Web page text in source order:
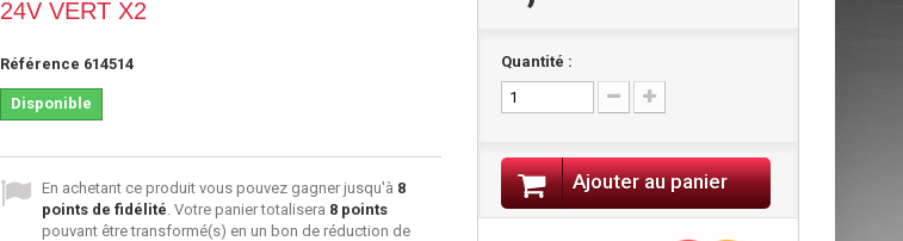
24V VERT X2
Référence 614514
Disponible
En achetant ce produit vous pouvez gagner jusqu'à 8
points de fidélité . Votre panier totalisera 8 points
pouvant être transformé(s) en un bon de réduction de
Quantité :
Ajouter au panier